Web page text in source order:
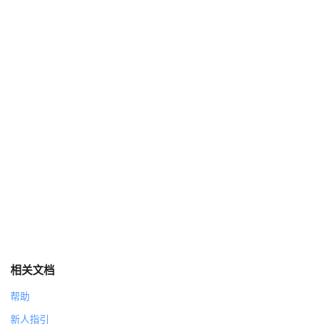
相关文档
帮助
新人指引